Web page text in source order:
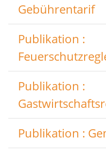
Gebührentarif
Publikation :
Publikation :
Publikation :